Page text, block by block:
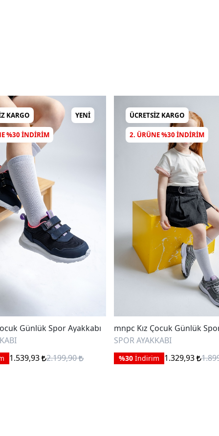
KARGO YENI
%30 INDIRIM
Günlük Spor Ayakkabı
1.539,93 2.199,90
ÜCRETSIZ KARGO
2. ÜRÜNE %30 INDIRIM
mnpc Kız Çocuk Günlük
SPOR AYAKKABI
%30 İndirim 1.329,93